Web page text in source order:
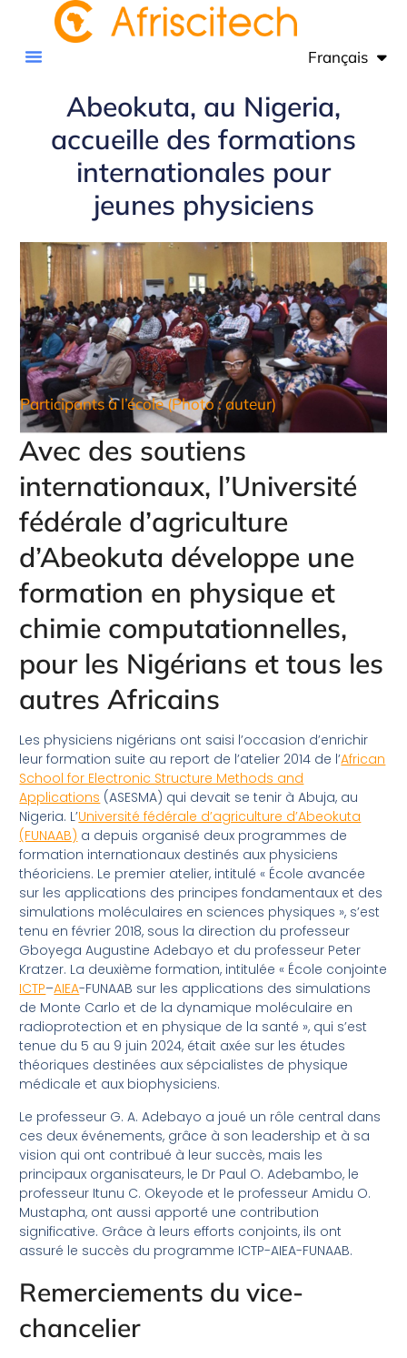
Français
English
Abeokuta, au Nigeria,
accueille des formations
internationales pour
jeunes physiciens
Participants à l’école (Photo : auteur)
Avec des soutiens
internationaux, l’Université
fédérale d’agriculture
d’Abeokuta développe une
formation en physique et
chimie computationnelles,
pour les Nigérians et tous les
autres Africains
Les physiciens nigérians ont saisi l’occasion d’enrichir
leur formation suite au report de l’atelier 2014 de l’African
School for Electronic Structure Methods and
Applications (ASESMA) qui devait se tenir à Abuja, au
Nigeria. L’Université fédérale d’agriculture d’Abeokuta
(FUNAAB) a depuis organisé deux programmes de
formation internationaux destinés aux physiciens
théoriciens. Le premier atelier, intitulé « École avancée
sur les applications des principes fondamentaux et des
simulations moléculaires en sciences physiques », s’est
tenu en février 2018, sous la direction du professeur
Gboyega Augustine Adebayo et du professeur Peter
Kratzer. La deuxième formation, intitulée « École conjointe
ICTP–AIEA-FUNAAB sur les applications des simulations
de Monte Carlo et de la dynamique moléculaire en
radioprotection et en physique de la santé », qui s’est
tenue du 5 au 9 juin 2024, était axée sur les études
théoriques destinées aux sépcialistes de physique
médicale et aux biophysiciens.
Le professeur G. A. Adebayo a joué un rôle central dans
ces deux événements, grâce à son leadership et à sa
vision qui ont contribué à leur succès, mais les
principaux organisateurs, le Dr Paul O. Adebambo, le
professeur Itunu C. Okeyode et le professeur Amidu O.
Mustapha, ont aussi apporté une contribution
significative. Grâce à leurs efforts conjoints, ils ont
assuré le succès du programme ICTP-AIEA-FUNAAB.
Remerciements du vice-
chancelier